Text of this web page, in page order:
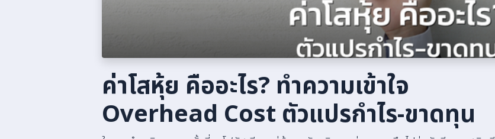
ค่าโสหุ้ย คืออะไร? ทำความเข้าใจ
Overhead Cost ตัวแปรกำไร-ขาดทุน